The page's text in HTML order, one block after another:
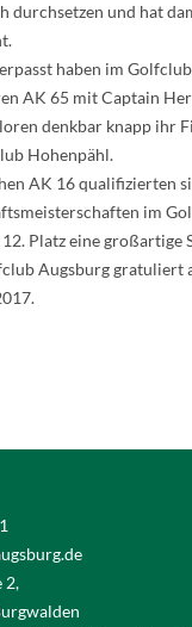
durchsetzen und hat
haben im
AK 65 mit Captain
denkbar knapp ihr
Hohenpähl.
AK 16 qualifizierten
im
Platz eine großartige
Augsburg gratuliert
2,